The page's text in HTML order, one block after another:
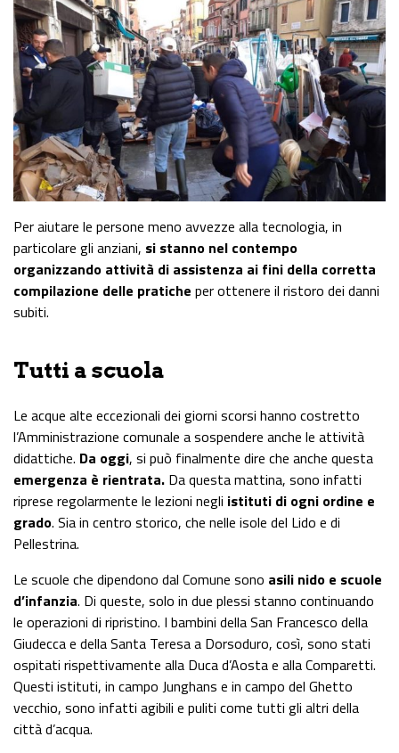
Per aiutare le persone meno avvezze alla tecnologia, in
particolare gli anziani, si stanno nel contempo
organizzando attività di assistenza ai fini della corretta
compilazione delle pratiche per ottenere il ristoro dei danni
subiti.
Tutti a scuola
Le acque alte eccezionali dei giorni scorsi hanno costretto
l’Amministrazione comunale a sospendere anche le attività
didattiche. Da oggi, si può finalmente dire che anche questa
emergenza è rientrata. Da questa mattina, sono infatti
riprese regolarmente le lezioni negli istituti di ogni ordine e
grado. Sia in centro storico, che nelle isole del Lido e di
Pellestrina.
Le scuole che dipendono dal Comune sono asili nido e scuole
d’infanzia. Di queste, solo in due plessi stanno continuando
le operazioni di ripristino. I bambini della San Francesco della
Giudecca e della Santa Teresa a Dorsoduro, così, sono stati
ospitati rispettivamente alla Duca d’Aosta e alla Comparetti.
Questi istituti, in campo Junghans e in campo del Ghetto
vecchio, sono infatti agibili e puliti come tutti gli altri della
città d’acqua.